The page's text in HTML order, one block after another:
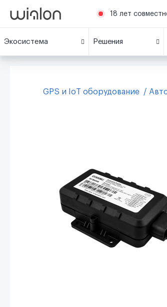
18 лет
Экосистема Решения
GPS и IoT оборудование